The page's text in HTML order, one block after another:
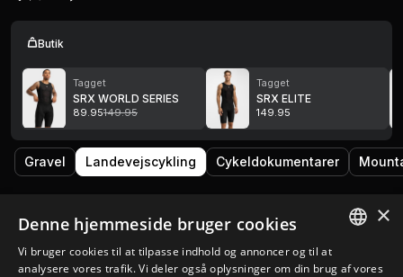
Butik
Tagget
SRX WORLD SERIES
89.95149.95
Tagget
SRX ELITE
149.95
Gravel Landevejscykling Cykeldokumentarer
SPANISH
×
Denne hjemmeside bruger cookies
Vi bruger cookies til at tilpasse indhold og annoncer og til at
analysere vores trafik. Vi deler også oplysninger om din brug af vores